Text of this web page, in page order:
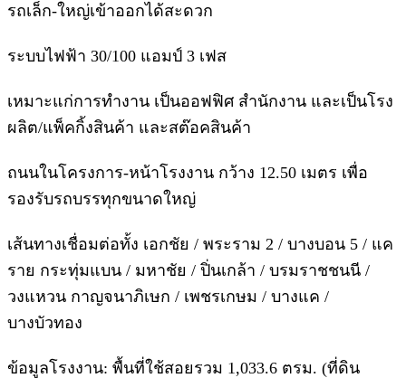
รถเล็ก-ใหญ่เข้าออกได้สะดวก
ระบบไฟฟ้า 30/100 แอมป์ 3 เฟส
เหมาะแก่การทำงาน เป็นออฟฟิศ สำนักงาน และเป็นโรง
ผลิต/แพ็คกิ้งสินค้า และสต๊อคสินค้า
ถนนในโครงการ-หน้าโรงงาน กว้าง 12.50 เมตร เพื่อ
รองรับรถบรรทุกขนาดใหญ่
เส้นทางเชื่อมต่อทั้ง เอกชัย / พระราม 2 / บางบอน 5 / แค
ราย กระทุ่มแบน / มหาชัย / ปิ่นเกล้า / บรมราชชนนี /
วงแหวน กาญจนาภิเษก / เพชรเกษม / บางแค /
บางบัวทอง
ข้อมูลโรงงาน: พื้นที่ใช้สอยรวม 1,033.6 ตรม. (ที่ดิน